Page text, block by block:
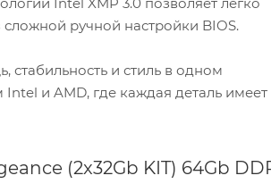
Intel XMP 3.0 позволяет легко
ручной настройки BIOS.
стабильность и стиль в одном
и AMD, где каждая деталь имеет
(2x32Gb KIT) 64Gb